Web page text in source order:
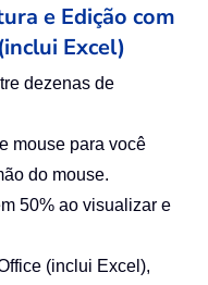
e Edição com
Excel)
dezenas de
mouse para você
do mouse.
50% ao visualizar e
(inclui Excel),